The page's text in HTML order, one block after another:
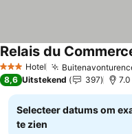
3 SterrenHotel
Relais du
8,6 Uitstekend 397
Selecteer datums om
te zien